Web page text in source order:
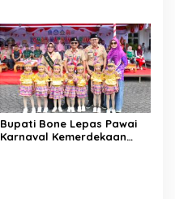
Bupati Bone Lepas Pawai
Karnaval Kemerdekaan